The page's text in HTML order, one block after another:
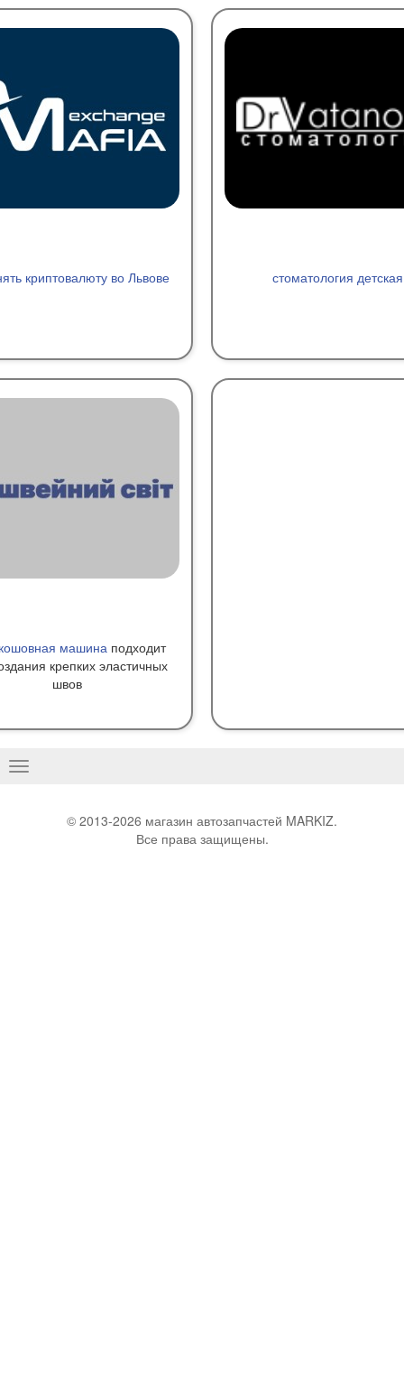
криптовалюту во Львове стоматология детская
машинаподходит
крепких эластичных
швов
Basculer
© 2013-2026 магазин автозапчастей MARKIZ.
Все права защищены.